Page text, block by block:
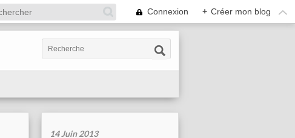
Connexion + Créer mon blog
14 Juin 2013